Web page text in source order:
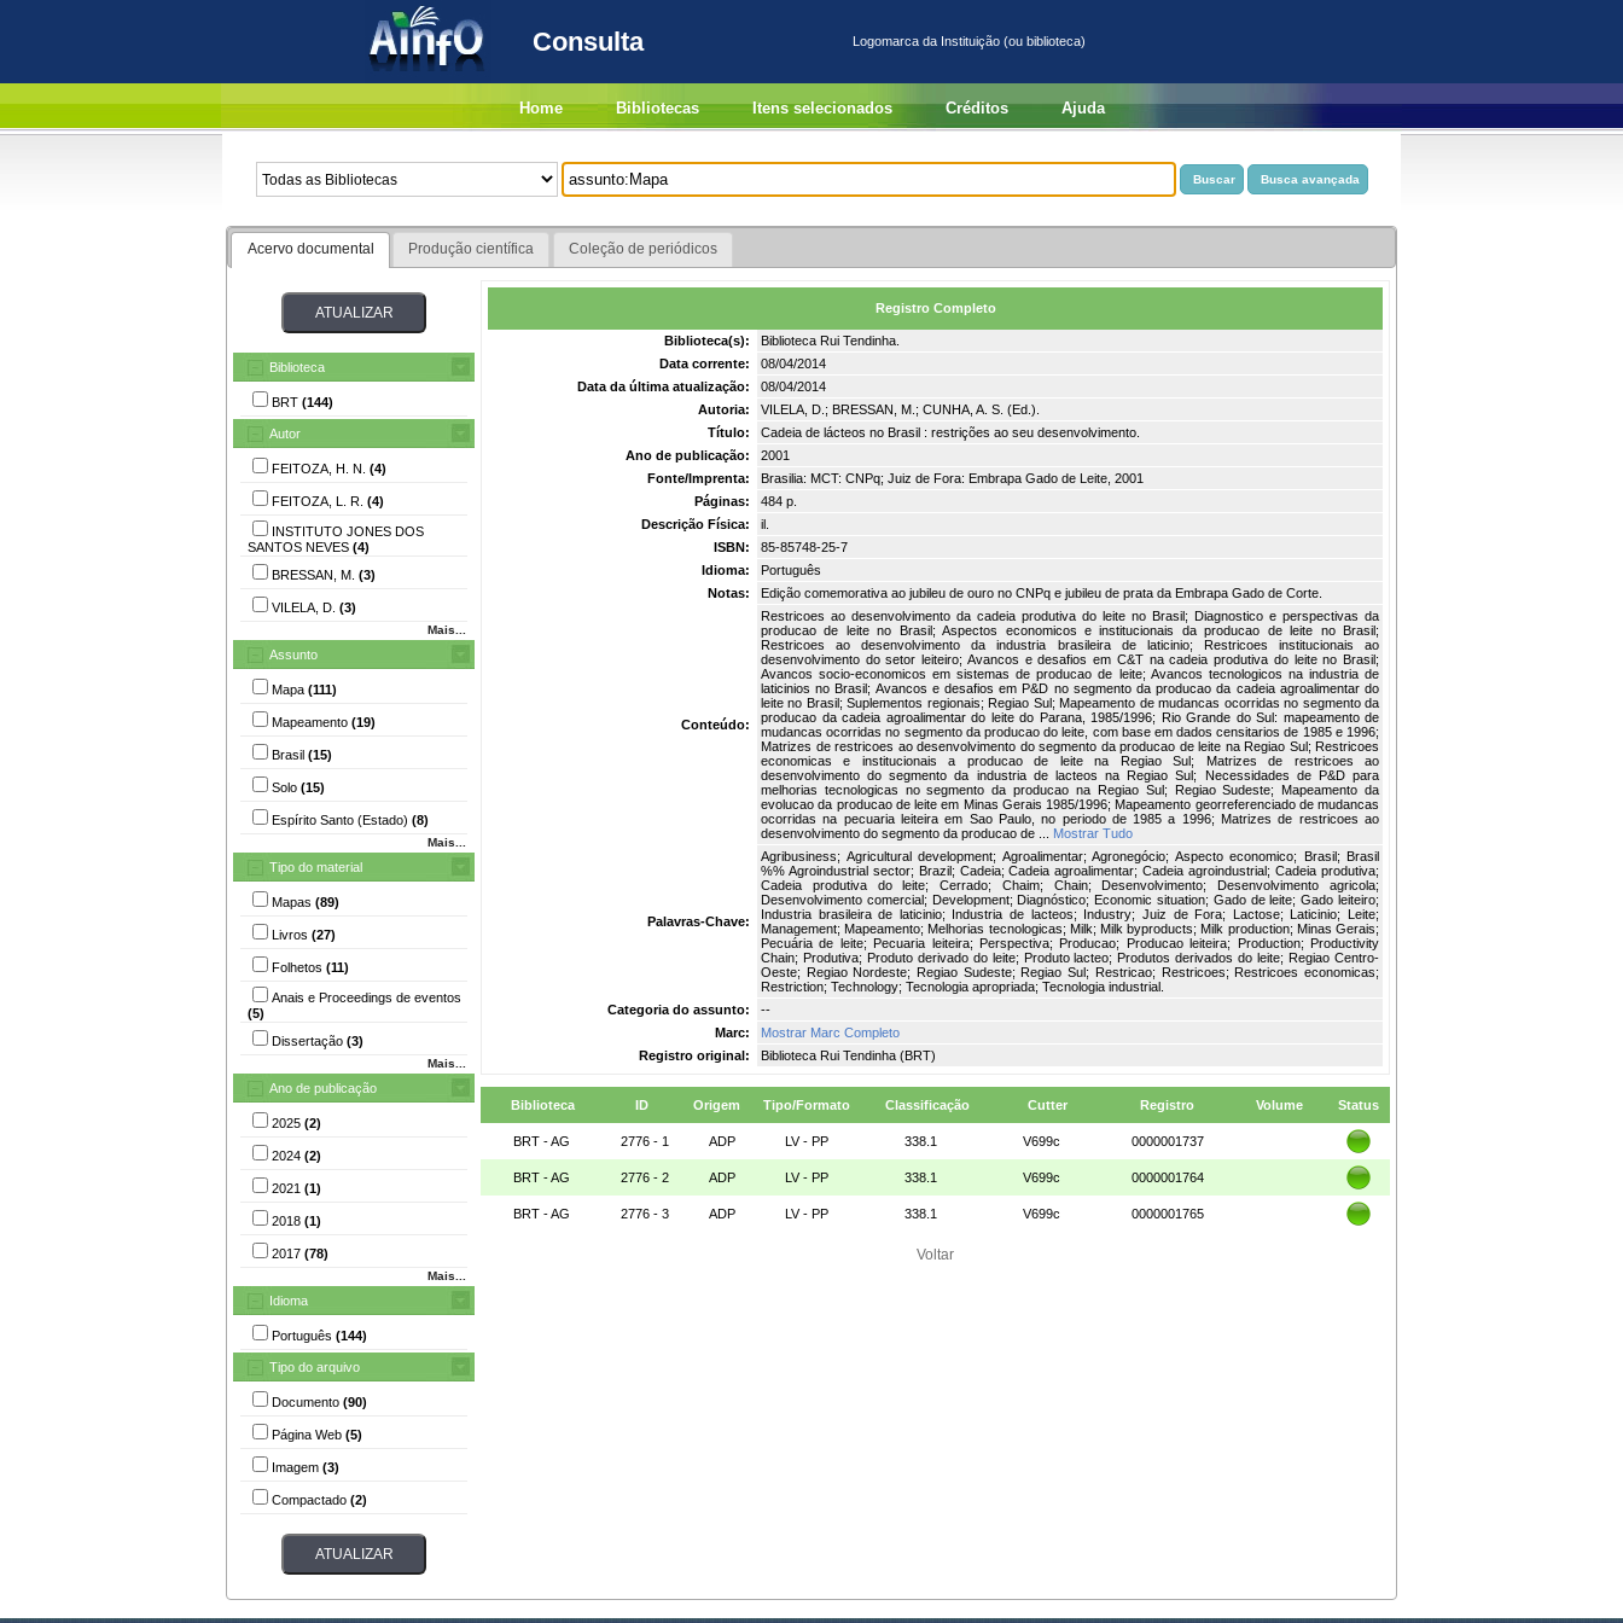
Consulta Logomarca da Instituição (ou biblioteca)
Home Bibliotecas Itens selecionados Créditos Ajuda
Acervo documental Produção científica Coleção de periódicos
Biblioteca
BRT (144)
Autor
FEITOZA, H. N. (4)
FEITOZA, L. R. (4)
INSTITUTO JONES DOS
SANTOS NEVES (4)
BRESSAN, M. (3)
VILELA, D. (3)
Mais...
Assunto
Mapa (111)
Mapeamento (19)
Brasil (15)
Solo (15)
Espírito Santo (Estado) (8)
Mais...
Tipo do material
Mapas (89)
Livros (27)
Folhetos (11)
Anais e Proceedings de eventos
(5)
Dissertação (3)
Mais...
Ano de publicação
2025 (2)
2024 (2)
2021 (1)
2018 (1)
2017 (78)
Mais...
Idioma
Português (144)
Tipo do arquivo
Documento (90)
Página Web (5)
Imagem (3)
Compactado (2)
Registro Completo
Biblioteca(s):
Biblioteca Rui Tendinha.
Data corrente:
08/04/2014
Data da última atualização:
08/04/2014
Autoria:
VILELA, D.; BRESSAN, M.; CUNHA, A. S. (Ed.).
Título:
Cadeia de lácteos no Brasil : restrições ao seu desenvolvimento.
Ano de publicação:
2001
Fonte/Imprenta:
Brasilia: MCT: CNPq; Juiz de Fora: Embrapa Gado de Leite, 2001
Páginas:
484 p.
Descrição Física:
il.
ISBN:
85-85748-25-7
Idioma:
Português
Notas:
Edição comemorativa ao jubileu de ouro no CNPq e jubileu de prata da Embrapa Gado de Corte.
Conteúdo:
Restricoes ao desenvolvimento da cadeia produtiva do leite no Brasil; Diagnostico e perspectivas da
producao de leite no Brasil; Aspectos economicos e institucionais da producao de leite no Brasil;
Restricoes ao desenvolvimento da industria brasileira de laticinio; Restricoes institucionais ao
desenvolvimento do setor leiteiro; Avancos e desafios em C&T na cadeia produtiva do leite no Brasil;
Avancos socio-economicos em sistemas de producao de leite; Avancos tecnologicos na industria de
laticinios no Brasil; Avancos e desafios em P&D no segmento da producao da cadeia agroalimentar do
leite no Brasil; Suplementos regionais; Regiao Sul; Mapeamento de mudancas ocorridas no segmento da
producao da cadeia agroalimentar do leite do Parana, 1985/1996; Rio Grande do Sul: mapeamento de
mudancas ocorridas no segmento da producao do leite, com base em dados censitarios de 1985 e 1996;
Matrizes de restricoes ao desenvolvimento do segmento da producao de leite na Regiao Sul; Restricoes
economicas e institucionais a producao de leite na Regiao Sul; Matrizes de restricoes ao
desenvolvimento do segmento da industria de lacteos na Regiao Sul; Necessidades de P&D para
melhorias tecnologicas no segmento da producao na Regiao Sul; Regiao Sudeste; Mapeamento da
evolucao da producao de leite em Minas Gerais 1985/1996; Mapeamento georreferenciado de mudancas
ocorridas na pecuaria leiteira em Sao Paulo, no periodo de 1985 a 1996; Matrizes de restricoes ao
desenvolvimento do segmento da producao de ... Mostrar Tudo
Palavras-Chave:
Agribusiness; Agricultural development; Agroalimentar; Agronegócio; Aspecto economico; Brasil; Brasil
%% Agroindustrial sector; Brazil; Cadeia; Cadeia agroalimentar; Cadeia agroindustrial; Cadeia produtiva;
Cadeia produtiva do leite; Cerrado; Chaim; Chain; Desenvolvimento; Desenvolvimento agricola;
Desenvolvimento comercial; Development; Diagnóstico; Economic situation; Gado de leite; Gado leiteiro;
Industria brasileira de laticinio; Industria de lacteos; Industry; Juiz de Fora; Lactose; Laticinio; Leite;
Management; Mapeamento; Melhorias tecnologicas; Milk; Milk byproducts; Milk production; Minas Gerais;
Pecuária de leite; Pecuaria leiteira; Perspectiva; Producao; Producao leiteira; Production; Productivity
Chain; Produtiva; Produto derivado do leite; Produto lacteo; Produtos derivados do leite; Regiao Centro-
Oeste; Regiao Nordeste; Regiao Sudeste; Regiao Sul; Restricao; Restricoes; Restricoes economicas;
Restriction; Technology; Tecnologia apropriada; Tecnologia industrial.
Categoria do assunto:
--
Marc:
Mostrar Marc Completo
Registro original:
Biblioteca Rui Tendinha (BRT)
Biblioteca ID Origem Tipo/Formato Classificação Cutter Registro Volume Status
BRT - AG 2776 - 1 ADP LV - PP 338.1 V699c 0000001737
BRT - AG 2776 - 2 ADP LV - PP 338.1 V699c 0000001764
BRT - AG 2776 - 3 ADP LV - PP 338.1 V699c 0000001765
Voltar